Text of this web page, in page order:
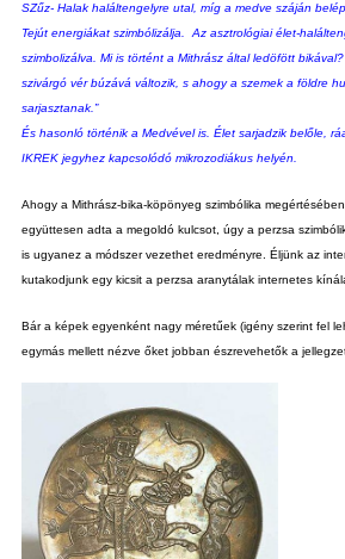
SZűz- Halak haláltengelyre utal, míg a medve száján
Tejút energiákat szimbólizálja. Az asztrológiai élet-
szimbolizálva. Mi is történt a Mithrász által ledöfött bikával?
szivárgó vér búzává változik, s ahogy a szemek a földre
sarjasztanak.”
És hasonló történik a Medvével is. Élet sarjadzik belőle,
IKREK jegyhez kapcsolódó mikrozodiákus helyén.
Ahogy a Mithrász-bika-köpönyeg szimbólika
együttesen adta a megoldó kulcsot, úgy a perzsa
is ugyanez a módszer vezethet eredményre. Éljünk az
kutakodjunk egy kicsit a perzsa aranytálak internetes
Bár a képek egyenként nagy méretűek (igény szerint fel
egymás mellett nézve őket jobban észrevehetők a